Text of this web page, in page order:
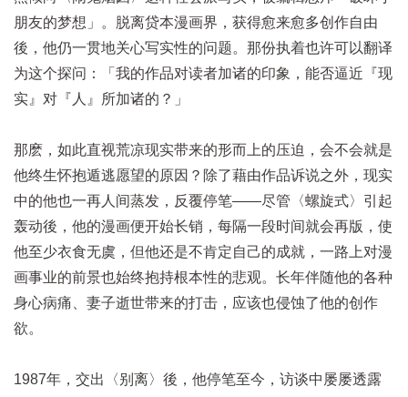
朋友的梦想」。脱离贷本漫画界，获得愈来愈多创作自由
後，他仍一贯地关心写实性的问题。那份执着也许可以翻译
为这个探问：「我的作品对读者加诸的印象，能否逼近『现
实』对『人』所加诸的？」
那麽，如此直视荒凉现实带来的形而上的压迫，会不会就是
他终生怀抱遁逃愿望的原因？除了藉由作品诉说之外，现实
中的他也一再人间蒸发，反覆停笔——尽管〈螺旋式〉引起
轰动後，他的漫画便开始长销，每隔一段时间就会再版，使
他至少衣食无虞，但他还是不肯定自己的成就，一路上对漫
画事业的前景也始终抱持根本性的悲观。长年伴随他的各种
身心病痛、妻子逝世带来的打击，应该也侵蚀了他的创作
欲。
1987年，交出〈别离〉後，他停笔至今，访谈中屡屡透露